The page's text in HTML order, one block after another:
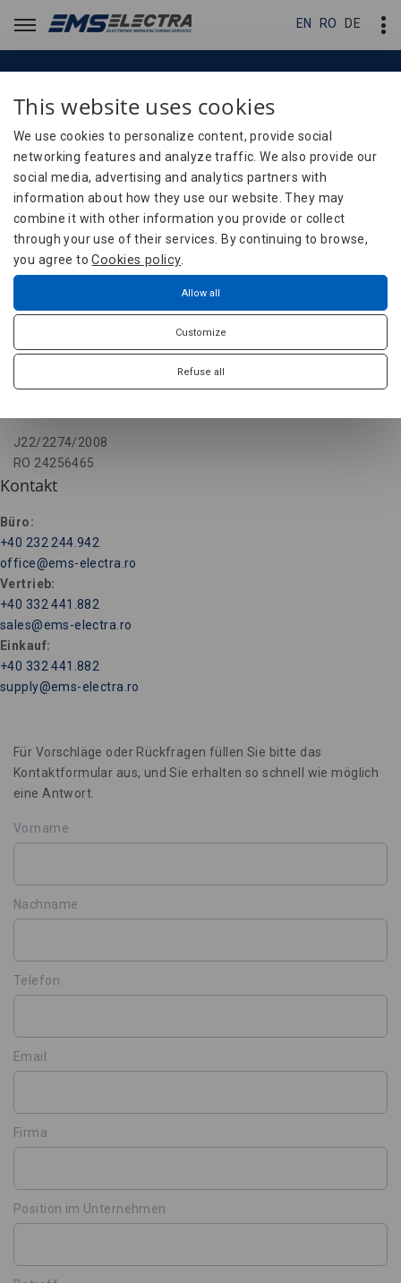
EN RO DE
EN RO DE
Contact
Contact
Home Contact
Parc Industrial Miroslava
Bratuleni-Miroslava, 707307
J22/2274/2008
RO 24256465
Kontakt
Büro:
+40 232 244.942
office@ems-electra.ro
Vertrieb:
+40 332 441.882
sales@ems-electra.ro
Einkauf:
+40 332 441.882
supply@ems-electra.ro
Für Vorschläge oder Rückfragen füllen Sie bitte das
Kontaktformular aus, und Sie erhalten so schnell wie möglich
eine Antwort.
Vorname
Nachname
Telefon
Email
Firma
Position im Unternehmen
This website uses cookies
We use cookies to personalize content, provide social
networking features and analyze traffic. We also provide our
social media, advertising and analytics partners with
information about how they use our website. They may
combine it with other information you provide or collect
through your use of their services. By continuing to browse,
you agree toCookies policy
Allow all
Customize
Refuse all